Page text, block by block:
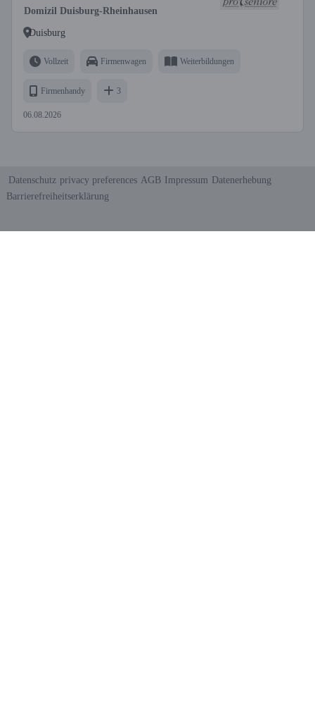
Domizil Duisburg-Rheinhausen
Duisburg
Vollzeit Firmenwagen Weiterbildungen
Firmenhandy 3
06.08.2026
Datenschutz privacy preferences AGB Impressum Datenerhebung
Barrierefreiheitserklärung